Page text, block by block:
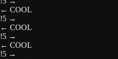
← COOL
!5 →
← COOL
!5 →
← COOL
!5 →